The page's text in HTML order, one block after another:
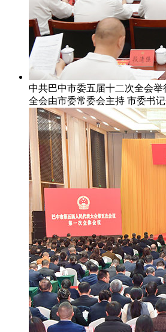
中共巴中市委五届十二次全会举
全会由市委常委会主持 市委书